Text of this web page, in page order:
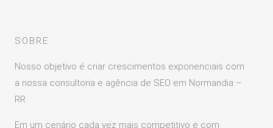
SOBRE
Nosso objetivo é criar crescimentos exponenciais com
a nossa consultoria e agência de SEO em Normandia –
RR
Em um cenário cada vez mais competitivo e com